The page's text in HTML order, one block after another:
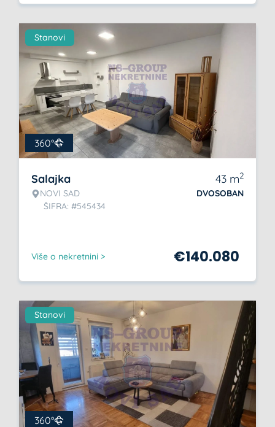
Stanovi
360°
Salajka
NOVI SAD
ŠIFRA: #545434
43 m2
DVOSOBAN
Više o nekretnini > €140.080
Stanovi
360°